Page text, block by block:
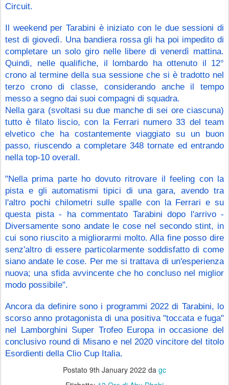
Circuit.
Il weekend per Tarabini è iniziato con le due sessioni di
test di giovedì. Una bandiera rossa gli ha poi impedito di
completare un solo giro nelle libere di venerdì mattina.
Quindi, nelle qualifiche, il lombardo ha ottenuto il 12°
crono al termine della sua sessione che si è tradotto nel
terzo crono di classe, considerando anche il tempo
messo a segno dai suoi compagni di squadra.
Nella gara (svoltasi su due manche di sei ore ciascuna)
tutto è filato liscio, con la Ferrari numero 33 del team
elvetico che ha costantemente viaggiato su un buon
passo, riuscendo a completare 348 tornate ed entrando
nella top-10 overall.
"Nella prima parte ho dovuto ritrovare il feeling con la
pista e gli automatismi tipici di una gara, avendo tra
l'altro pochi chilometri sulle spalle con la Ferrari e su
questa pista - ha commentato Tarabini dopo l'arrivo -
Diversamente sono andate le cose nel secondo stint, in
cui sono riuscito a migliorarmi molto. Alla fine posso dire
senz'altro di essere particolarmente soddisfatto di come
siano andate le cose. Per me si trattava di un'esperienza
nuova; una sfida avvincente che ho concluso nel miglior
modo possibile".
Ancora da definire sono i programmi 2022 di Tarabini, lo
scorso anno protagonista di una positiva "toccata e fuga"
nel Lamborghini Super Trofeo Europa in occasione del
conclusivo round di Misano e nel 2020 vincitore del titolo
Esordienti della Clio Cup Italia.
Postato 9th January 2022 da gc